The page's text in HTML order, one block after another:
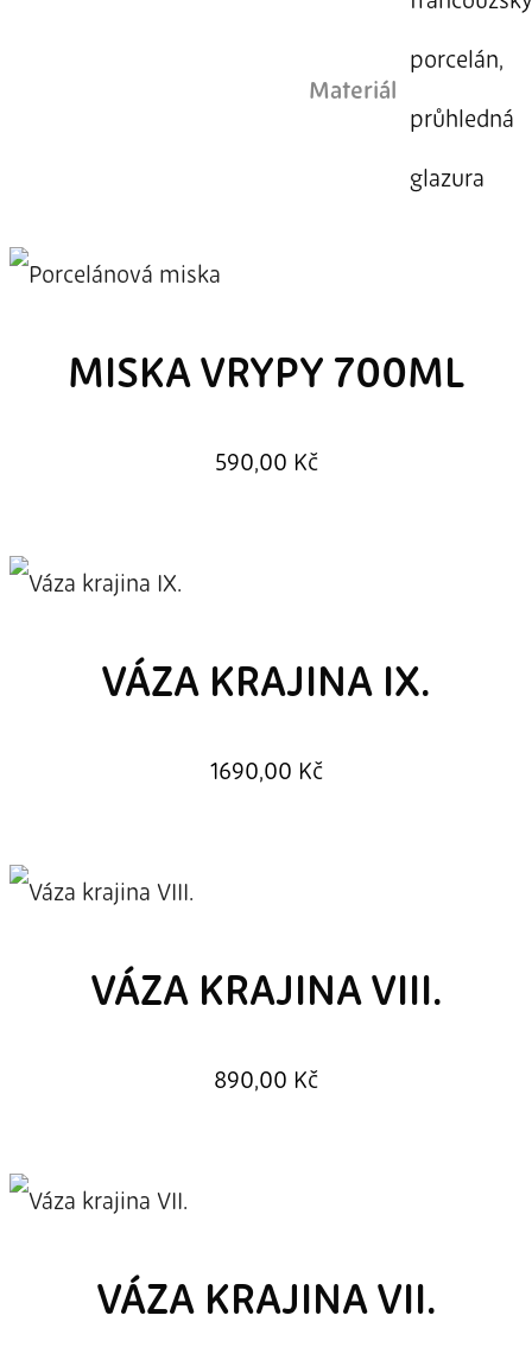
Materiál
porcelán,
průhledná
glazura
MISKA VRYPY 700ML
590,00 Kč
VÁZA KRAJINA IX.
1690,00 Kč
VÁZA KRAJINA VIII.
890,00 Kč
VÁZA KRAJINA VII.